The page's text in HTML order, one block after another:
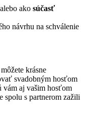
ako súčasť
návrhu na schválenie
krásne
svadobným hosťom
vám aj vašim hosťom
spolu s partnerom zažili